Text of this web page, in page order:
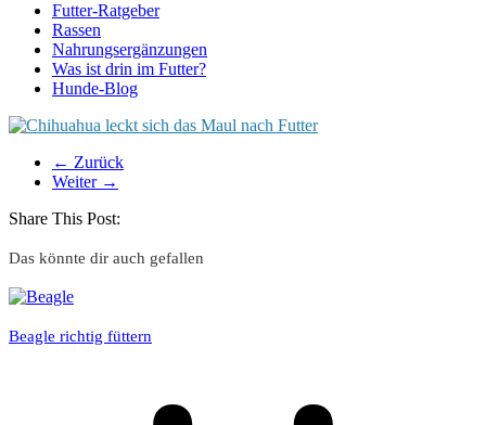
Futter-Ratgeber
Rassen
Nahrungsergänzungen
Was ist drin im Futter?
Hunde-Blog
← Zurück
Weiter →
Share This Post:
Das könnte dir auch gefallen
Beagle richtig füttern